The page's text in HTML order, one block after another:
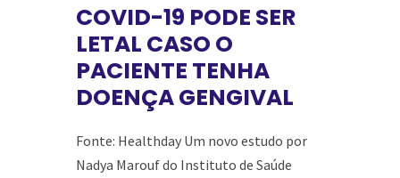
COVID-19 PODE SER
LETAL CASO O
PACIENTE TENHA
DOENÇA GENGIVAL
Fonte: Healthday Um novo estudo por
Nadya Marouf do Instituto de Saúde